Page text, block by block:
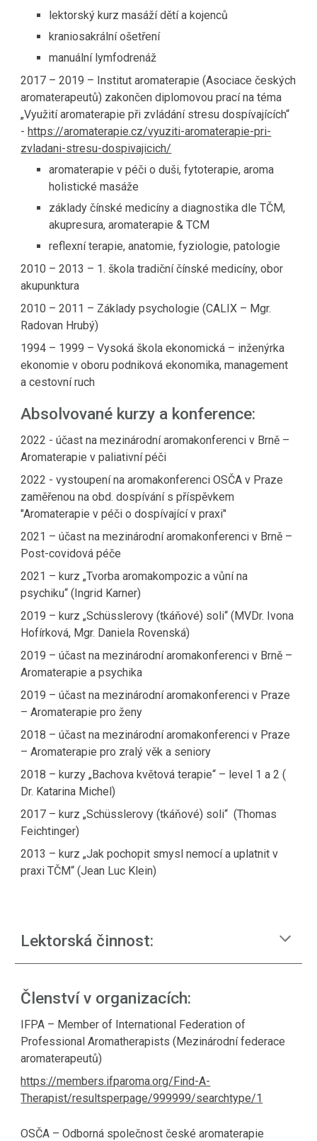
lektorský kurz masáží dětí a kojenců
kraniosakrální ošetření
manuální lymfodrenáž
2017 – 2019 – Institut aromaterapie (Asociace českých
aromaterapeutů) zakončen diplomovou prací na téma
„Využití aromaterapie při zvládání stresu dospívajících“
-https://aromaterapie.cz/vyuziti-aromaterapie-pri-
zvladani-stresu-dospivajicich/
aromaterapie v péči o duši, fytoterapie, aroma
holistické masáže
základy čínské medicíny a diagnostika dle TČM,
akupresura, aromaterapie & TCM
reflexní terapie, anatomie, fyziologie, patologie
2010 – 2013 – 1. škola tradiční čínské medicíny, obor
akupunktura
2010 – 2011 – Základy psychologie (CALIX – Mgr.
Radovan Hrubý)
1994 – 1999 – Vysoká škola ekonomická – inženýrka
ekonomie v oboru podniková ekonomika, management
a cestovní ruch
Absolvované kurzy a konference:
2022 -účast na mezinárodní aromakonferenci v Brně –
Aromaterapie v paliativní péči
2022 - vystoupení na aromakonferenci OSČA v Praze
zaměřenou na obd. dospívání s příspěvkem
"Aromaterapie v péči o dospívající v praxi"
2021 – účast na mezinárodní aromakonferenci v Brně –
Post-covidová péče
2021 – kurz „Tvorba aromakompozic a vůní na
psychiku“ (Ingrid Karner)
2019 – kurz „Schüsslerovy (tkáňové) soli“ (MVDr. Ivona
Hofírková, Mgr. Daniela Rovenská)
2019 – účast na mezinárodní aromakonferenci v Brně –
Aromaterapie a psychika
2019 – účast na mezinárodní aromakonferenci v Praze
– Aromaterapie pro ženy
2018 – účast na mezinárodní aromakonferenci v Praze
– Aromaterapie pro zralý věk a seniory
2018 – kurzy „Bachova květová terapie“ – level 1 a 2 (
Dr. Katarina Michel)
2017 – kurz „Schüsslerovy (tkáňové) soli“ (Thomas
Feichtinger)
2013 – kurz „Jak pochopit smysl nemocí a uplatnit v
praxi TČM“ (Jean Luc Klein)
Lektorská činnost:
Členství v organizacích:
IFPA – Member of International Federation of
Professional Aromatherapists (Mezinárodní federace
aromaterapeutů)
https://members.ifparoma.org/Find-A-
Therapist/resultsperpage/999999/searchtype/1
OSČA – Odborná společnost české aromaterapie